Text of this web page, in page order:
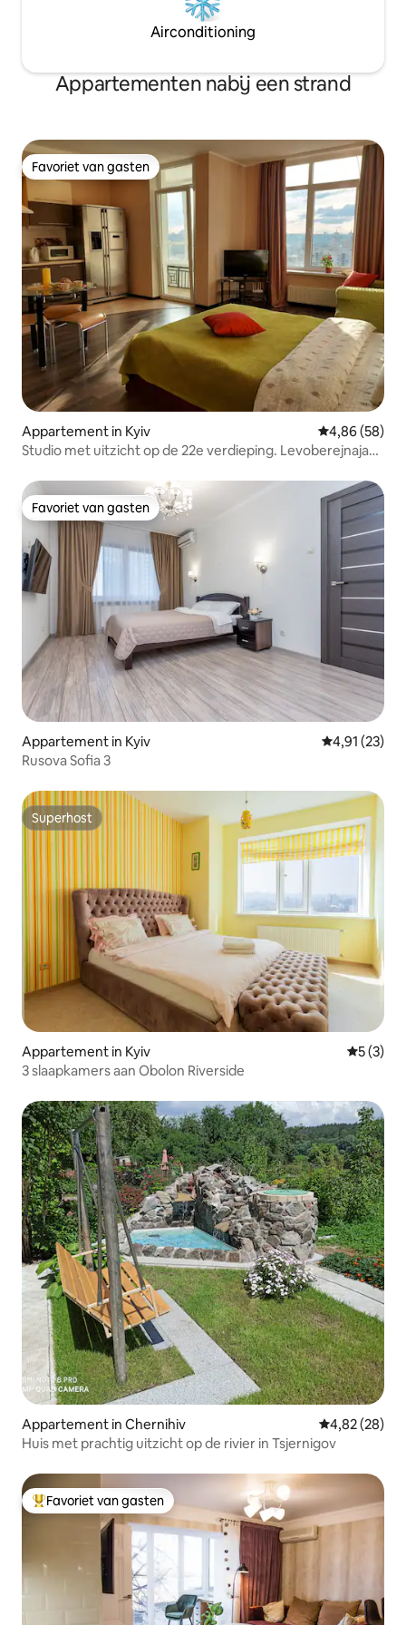
Airconditioning
Appartementen nabij een strand
Favoriet van gasten
Favoriet van gasten
Appartement in Kyiv Gemiddelde
4,86 (58)
Studio met uitzicht op de 22e verdieping. Levoberejnaja
Favoriet van gasten
Favoriet van gasten
Appartement in Kyiv Gemiddelde
4,91 (23)
Rusova Sofia 3
Superhost
Superhost
Appartement in Kyiv
5 (3)
3 slaapkamers aan Obolon Riverside
Appartement in Chernihiv Gemiddelde
4,82 (28)
Huis met prachtig uitzicht op de rivier in Tsjernigov
Topfavoriet van gasten
Favoriet van gasten